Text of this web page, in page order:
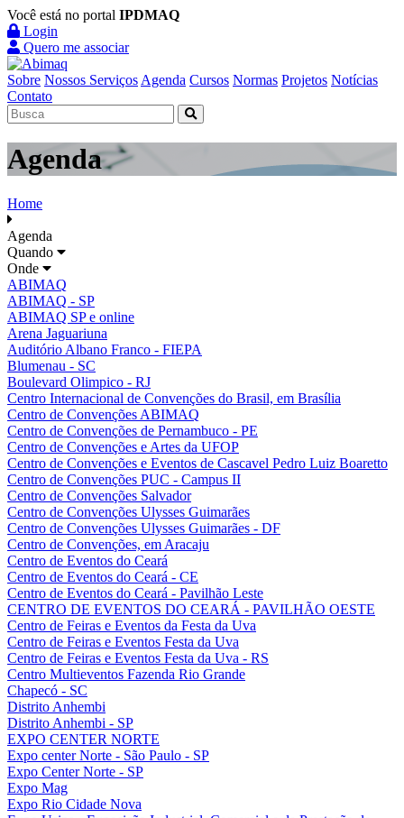
Você está no portal IPDMAQ
Login
Quero me associar
Sobre Nossos Serviços Agenda Cursos Normas Projetos Notícias
Contato
Agenda
Home
Agenda
Quando
Onde
ABIMAQ
ABIMAQ - SP
ABIMAQ SP e online
Arena Jaguariuna
Auditório Albano Franco - FIEPA
Blumenau - SC
Boulevard Olimpico - RJ
Centro Internacional de Convenções do Brasil, em Brasília
Centro de Convenções ABIMAQ
Centro de Convenções de Pernambuco - PE
Centro de Convenções e Artes da UFOP
Centro de Convenções e Eventos de Cascavel Pedro Luiz Boaretto
Centro de Convenções PUC - Campus II
Centro de Convenções Salvador
Centro de Convenções Ulysses Guimarães
Centro de Convenções Ulysses Guimarães - DF
Centro de Convenções, em Aracaju
Centro de Eventos do Ceará
Centro de Eventos do Ceará - CE
Centro de Eventos do Ceará - Pavilhão Leste
CENTRO DE EVENTOS DO CEARÁ - PAVILHÃO OESTE
Centro de Feiras e Eventos da Festa da Uva
Centro de Feiras e Eventos Festa da Uva
Centro de Feiras e Eventos Festa da Uva - RS
Centro Multieventos Fazenda Rio Grande
Chapecó - SC
Distrito Anhembi
Distrito Anhembi - SP
EXPO CENTER NORTE
Expo center Norte - São Paulo - SP
Expo Center Norte - SP
Expo Mag
Expo Rio Cidade Nova